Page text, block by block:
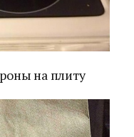
на плиту